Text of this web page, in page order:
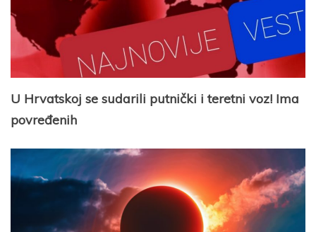
U Hrvatskoj se sudarili putnički i teretni voz! Ima
povređenih